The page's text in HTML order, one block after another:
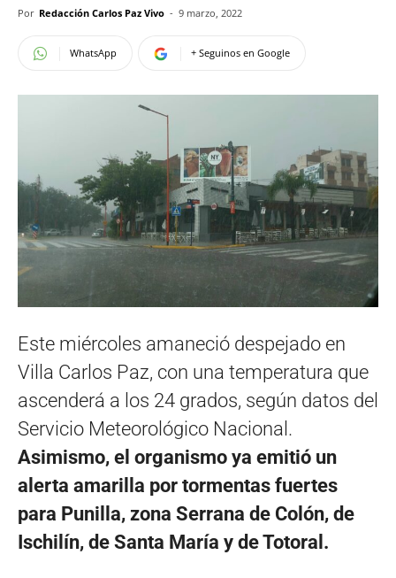
Por Redacción Carlos Paz Vivo - 9 marzo, 2022
WhatsApp + Seguinos en Google
Este miércoles amaneció despejado en
Villa Carlos Paz, con una temperatura que
ascenderá a los 24 grados, según datos del
Servicio Meteorológico Nacional.
Asimismo, el organismo ya emitió un
alerta amarilla por tormentas fuertes
para Punilla, zona Serrana de Colón, de
Ischilín, de Santa María y de Totoral.